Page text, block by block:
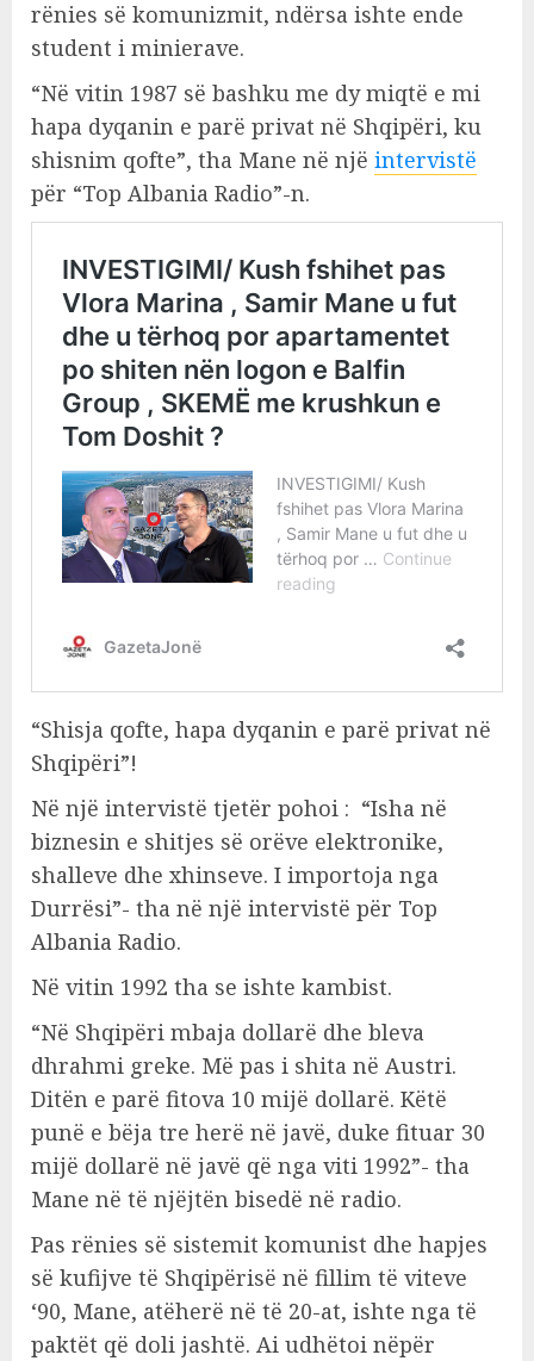
rënies së komunizmit, ndërsa ishte ende
student i minierave.
“Në vitin 1987 së bashku me dy miqtë e mi
hapa dyqanin e parë privat në Shqipëri, ku
shisnim qofte”, tha Mane në një intervistë
për “Top Albania Radio”-n.
“Shisja qofte, hapa dyqanin e parë privat në
Shqipëri”!
Në një intervistë tjetër pohoi : “Isha në
biznesin e shitjes së orëve elektronike,
shalleve dhe xhinseve. I importoja nga
Durrësi”- tha në një intervistë për Top
Albania Radio.
Në vitin 1992 tha se ishte kambist.
“Në Shqipëri mbaja dollarë dhe bleva
dhrahmi greke. Më pas i shita në Austri.
Ditën e parë fitova 10 mijë dollarë. Këtë
punë e bëja tre herë në javë, duke fituar 30
mijë dollarë në javë që nga viti 1992”- tha
Mane në të njëjtën bisedë në radio.
Pas rënies së sistemit komunist dhe hapjes
së kufijve të Shqipërisë në fillim të viteve
‘90, Mane, atëherë në të 20-at, ishte nga të
paktët që doli jashtë. Ai udhëtoi nëpër